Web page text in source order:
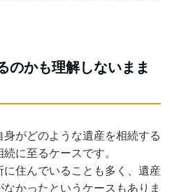
のかも理解しないまま
がどのような遺産を相続する
に至るケースです。
住んでいることも多く、遺産
かったというケースもありま